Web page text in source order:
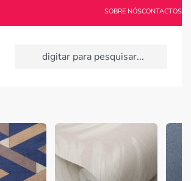
SOBRE NÓSCONTACTOS